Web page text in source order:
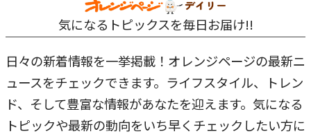
気になるトピックスを毎日お届け!!
日々の新着情報を一挙掲載！オレンジページの最新ニ
ュースをチェックできます。ライフスタイル、トレン
ド、そして豊富な情報があなたを迎えます。気になる
トピックや最新の動向をいち早くチェックしたい方に